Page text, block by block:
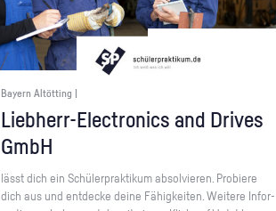
Bayern Altötting |
Lieb­herr-Elec­tro­nics and Dri­ves
GmbH
lässt dich ein Schü­ler­prak­ti­kum ab­sol­vie­ren. Pro­bie­re
dich aus und ent­de­cke deine Fä­hig­kei­ten. Wei­te­re In­for­